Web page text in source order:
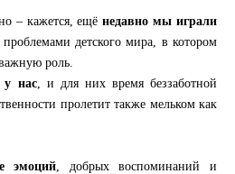
– кажется, ещёнедавно мы играли
детского мира, в котором
роль.
у нас, и для них время беззаботной
пролетит также мельком как
эмоций , добрых воспоминаний и